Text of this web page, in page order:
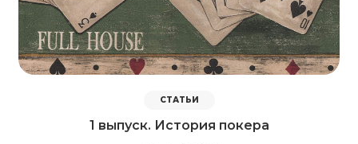
СТАТЬИ
1 выпуск. История покера